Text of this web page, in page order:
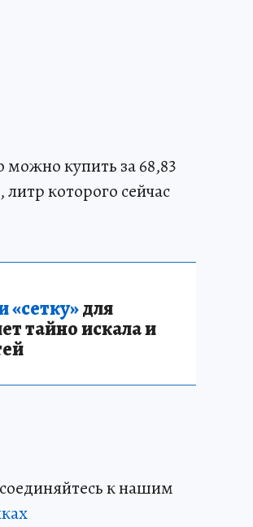
купить за 68,83
которого сейчас
для
тайно искала и
к нашим